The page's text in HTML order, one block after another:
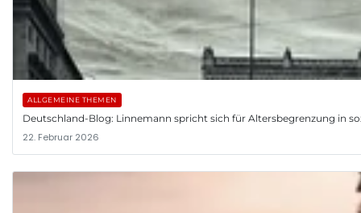
ALLGEMEINE THEMEN
Deutschland-Blog: Linnemann spricht sich für Altersbegrenzung in
22. Februar 2026